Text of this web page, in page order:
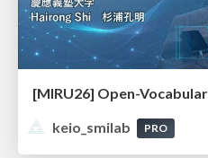
keio_smilab
PRO